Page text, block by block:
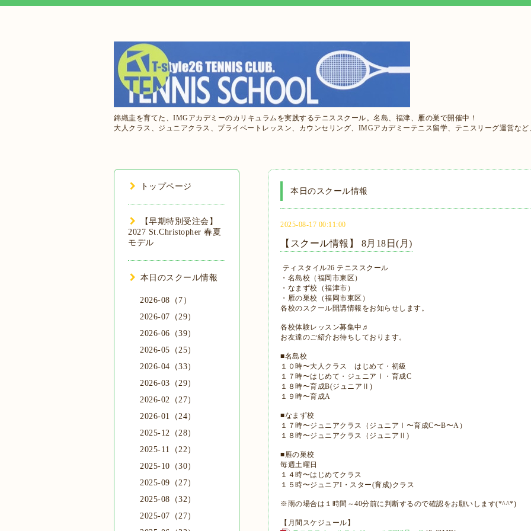
錦織圭を育てた、IMGアカデミーのカリキュラムを実践するテニススクール。名島、福津、雁の巣で開催中！
大人クラス、ジュニアクラス、プライベートレッスン、カウンセリング、IMGアカデミーテニス留学、テニスリーグ運営な
本日のスクール情報
2025-08-17 00:11:00
【スクール情報】 8月18日(月)
ティスタイル26 テニススクール
・名島校（福岡市東区）
・なまず校（福津市）
・雁の巣校（福岡市東区）
各校のスクール開講情報をお知らせします。
各校体験レッスン募集中♬
お友達のご紹介お待ちしております。
■名島校
１０時〜大人クラス はじめて・初級
１７時〜はじめて・ジュニアⅠ・育成C
１８時〜育成B(ジュニアⅡ)
１９時〜育成A
■なまず校
１７時〜ジュニアクラス（ジュニアⅠ〜育成C〜B〜A）
１８時〜ジュニアクラス（ジュニアⅡ)
■雁の巣校
毎週土曜日
１４時〜はじめてクラス
１５時〜ジュニアI・スター(育成)クラス
※雨の場合は１時間～40分前に判断するので確認をお願いします(*^^*)
【月間スケジュール】
トップページ
【早期特別受注会】
2027 St.Christopher 春夏
モデル
本日のスクール情報
2026-08（7）
2026-07（29）
2026-06（39）
2026-05（25）
2026-04（33）
2026-03（29）
2026-02（27）
2026-01（24）
2025-12（28）
2025-11（22）
2025-10（30）
2025-09（27）
2025-08（32）
2025-07（27）